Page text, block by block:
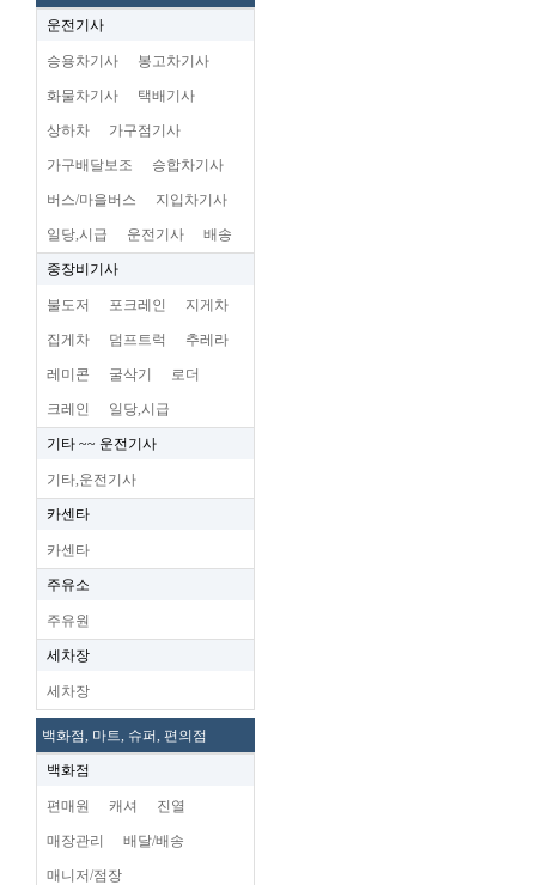
운전기사
승용차기사 봉고차기사
화물차기사 택배기사
상하차 가구점기사
가구배달보조 승합차기사
버스/마을버스 지입차기사
일당,시급 운전기사 배송
중장비기사
불도저 포크레인 지게차
집게차 덤프트럭 추레라
레미콘 굴삭기 로더
크레인 일당,시급
기타 ~~ 운전기사
기타,운전기사
카센타
카센타
주유소
주유원
세차장
세차장
백화점, 마트, 슈퍼, 편의점
백화점
편매원 캐셔 진열
매장관리 배달/배송
매니저/점장